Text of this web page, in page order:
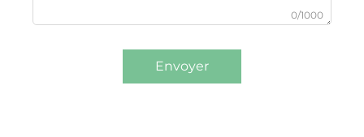
0/1000
Envoyer